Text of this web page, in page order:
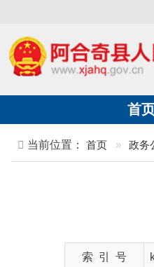
首页
发布机构 阿